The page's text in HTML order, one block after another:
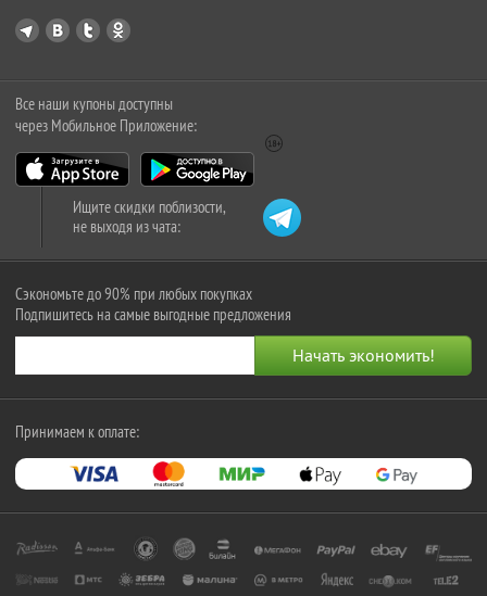
Все наши купоны доступны
через Мобильное Приложение:
Ищите скидки поблизости,
не выходя из чата:
Сэкономьте до 90% при любых покупках
Подпишитесь на самые выгодные предложения
Принимаем к оплате: